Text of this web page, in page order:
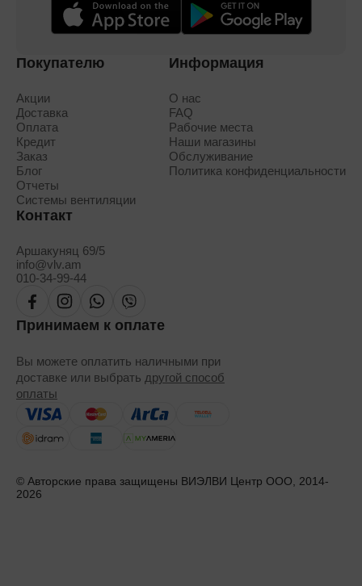
Покупателю
Акции
Доставка
Оплата
Кредит
Заказ
Блог
Отчеты
Системы вентиляции
Информация
О нас
FAQ
Рабочие места
Наши магазины
Обслуживание
Политика конфиденциальности
Контакт
Аршакуняц 69/5
info@vlv.am
010-34-99-44
Принимаем к оплате
Вы можете оплатить наличными при
доставке или выбрать другой способ
оплаты
© Авторские права защищены ВИЭЛВИ Центр ООО, 2014-
2026